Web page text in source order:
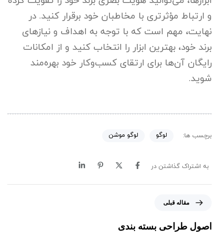
و ارتباط مؤثرتری با مخاطبان خود برقرار کنید. در
نهایت، مهم است که با توجه به اهداف و نیازهای
برند خود، بهترین ابزار را انتخاب کنید و از امکانات
رایگان آن‌ها برای ارتقای کسب‌وکار خود بهره‌مند
شوید.
برچسب ها: لوگو لوگو موشن
به اشتراک گذاشتن در
مقاله قبلی
اصول طراحی بسته بندی